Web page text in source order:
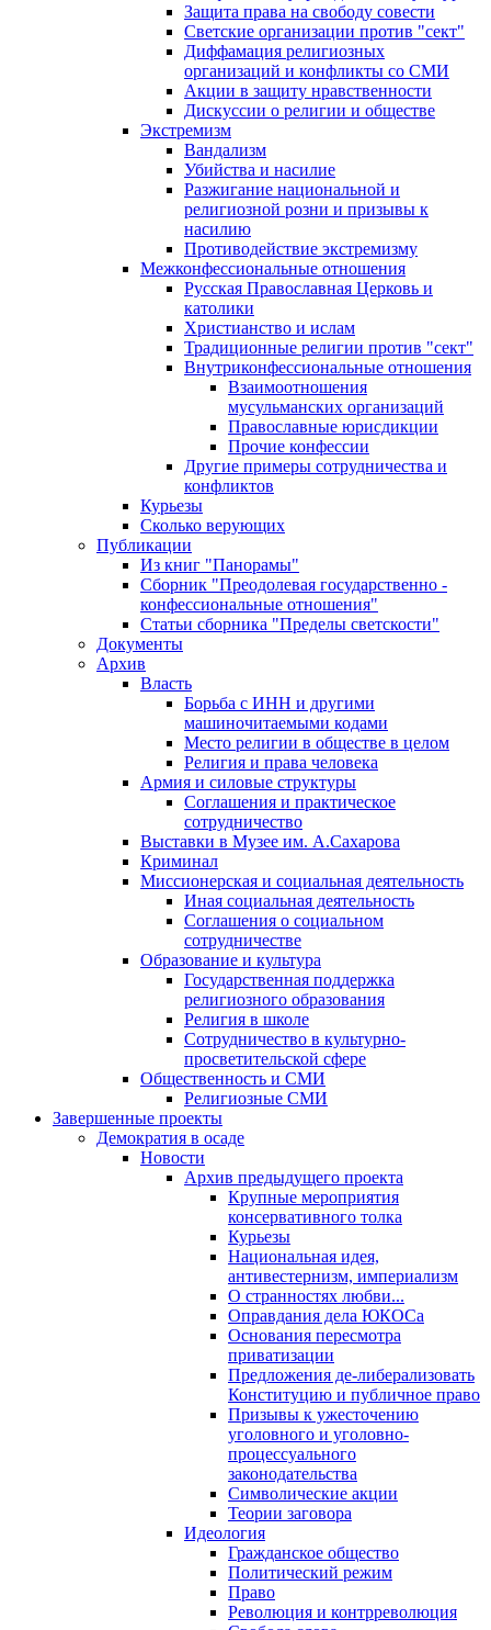
Защита права на свободу совести
Светские организации против "сект"
Диффамация религиозных
организаций и конфликты со СМИ
Акции в защиту нравственности
Дискуссии о религии и обществе
Экстремизм
Вандализм
Убийства и насилие
Разжигание национальной и
религиозной розни и призывы к
насилию
Противодействие экстремизму
Межконфессиональные отношения
Русская Православная Церковь и
католики
Христианство и ислам
Традиционные религии против "сект"
Внутриконфессиональные отношения
Взаимоотношения
мусульманских организаций
Православные юрисдикции
Прочие конфессии
Другие примеры сотрудничества и
конфликтов
Курьезы
Сколько верующих
Публикации
Из книг "Панорамы"
Сборник "Преодолевая государственно -
конфессиональные отношения"
Статьи сборника "Пределы светскости"
Документы
Архив
Власть
Борьба с ИНН и другими
машиночитаемыми кодами
Место религии в обществе в целом
Религия и права человека
Армия и силовые структуры
Соглашения и практическое
сотрудничество
Выставки в Музее им. А.Сахарова
Криминал
Миссионерская и социальная деятельность
Иная социальная деятельность
Соглашения о социальном
сотрудничестве
Образование и культура
Государственная поддержка
религиозного образования
Религия в школе
Сотрудничество в культурно-
просветительской сфере
Общественность и СМИ
Религиозные СМИ
Завершенные проекты
Демократия в осаде
Новости
Архив предыдущего проекта
Крупные мероприятия
консервативного толка
Курьезы
Национальная идея,
антивестернизм, империализм
О странностях любви...
Оправдания дела ЮКОСа
Основания пересмотра
приватизации
Предложения де-либерализовать
Конституцию и публичное право
Призывы к ужесточению
уголовного и уголовно-
процессуального
законодательства
Символические акции
Теории заговора
Идеология
Гражданское общество
Политический режим
Право
Революция и контрреволюция